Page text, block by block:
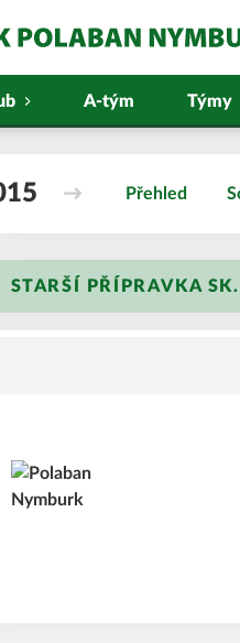
A-tým Týmy
Přehled
STARŠÍ PŘÍPRAVKA